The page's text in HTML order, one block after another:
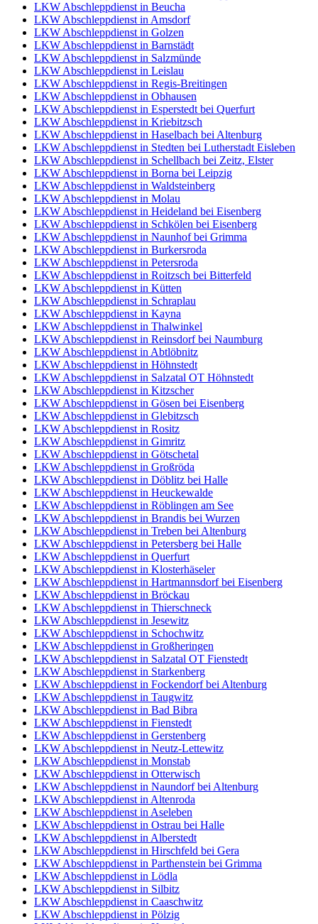
LKW Abschleppdienst in Beucha
LKW Abschleppdienst in Amsdorf
LKW Abschleppdienst in Golzen
LKW Abschleppdienst in Barnstädt
LKW Abschleppdienst in Salzmünde
LKW Abschleppdienst in Leislau
LKW Abschleppdienst in Regis-Breitingen
LKW Abschleppdienst in Obhausen
LKW Abschleppdienst in Esperstedt bei Querfurt
LKW Abschleppdienst in Kriebitzsch
LKW Abschleppdienst in Haselbach bei Altenburg
LKW Abschleppdienst in Stedten bei Lutherstadt Eisleben
LKW Abschleppdienst in Schellbach bei Zeitz, Elster
LKW Abschleppdienst in Borna bei Leipzig
LKW Abschleppdienst in Waldsteinberg
LKW Abschleppdienst in Molau
LKW Abschleppdienst in Heideland bei Eisenberg
LKW Abschleppdienst in Schkölen bei Eisenberg
LKW Abschleppdienst in Naunhof bei Grimma
LKW Abschleppdienst in Burkersroda
LKW Abschleppdienst in Petersroda
LKW Abschleppdienst in Roitzsch bei Bitterfeld
LKW Abschleppdienst in Kütten
LKW Abschleppdienst in Schraplau
LKW Abschleppdienst in Kayna
LKW Abschleppdienst in Thalwinkel
LKW Abschleppdienst in Reinsdorf bei Naumburg
LKW Abschleppdienst in Abtlöbnitz
LKW Abschleppdienst in Höhnstedt
LKW Abschleppdienst in Salzatal OT Höhnstedt
LKW Abschleppdienst in Kitzscher
LKW Abschleppdienst in Gösen bei Eisenberg
LKW Abschleppdienst in Glebitzsch
LKW Abschleppdienst in Rositz
LKW Abschleppdienst in Gimritz
LKW Abschleppdienst in Götschetal
LKW Abschleppdienst in Großröda
LKW Abschleppdienst in Döblitz bei Halle
LKW Abschleppdienst in Heuckewalde
LKW Abschleppdienst in Röblingen am See
LKW Abschleppdienst in Brandis bei Wurzen
LKW Abschleppdienst in Treben bei Altenburg
LKW Abschleppdienst in Petersberg bei Halle
LKW Abschleppdienst in Querfurt
LKW Abschleppdienst in Klosterhäseler
LKW Abschleppdienst in Hartmannsdorf bei Eisenberg
LKW Abschleppdienst in Bröckau
LKW Abschleppdienst in Thierschneck
LKW Abschleppdienst in Jesewitz
LKW Abschleppdienst in Schochwitz
LKW Abschleppdienst in Großheringen
LKW Abschleppdienst in Salzatal OT Fienstedt
LKW Abschleppdienst in Starkenberg
LKW Abschleppdienst in Fockendorf bei Altenburg
LKW Abschleppdienst in Taugwitz
LKW Abschleppdienst in Bad Bibra
LKW Abschleppdienst in Fienstedt
LKW Abschleppdienst in Gerstenberg
LKW Abschleppdienst in Neutz-Lettewitz
LKW Abschleppdienst in Monstab
LKW Abschleppdienst in Otterwisch
LKW Abschleppdienst in Naundorf bei Altenburg
LKW Abschleppdienst in Altenroda
LKW Abschleppdienst in Aseleben
LKW Abschleppdienst in Ostrau bei Halle
LKW Abschleppdienst in Alberstedt
LKW Abschleppdienst in Hirschfeld bei Gera
LKW Abschleppdienst in Parthenstein bei Grimma
LKW Abschleppdienst in Lödla
LKW Abschleppdienst in Silbitz
LKW Abschleppdienst in Caaschwitz
LKW Abschleppdienst in Pölzig